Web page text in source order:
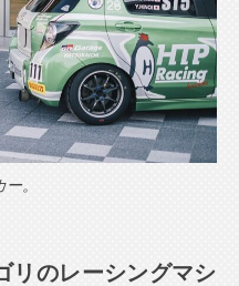
。
リのレーシングマシ